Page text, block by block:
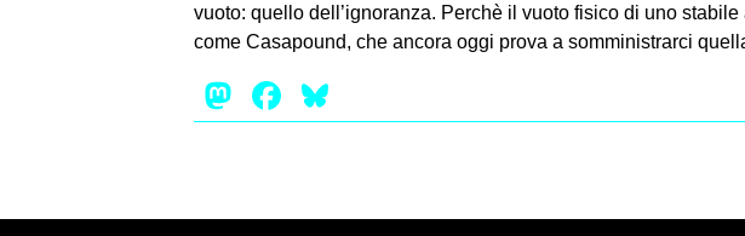
vuoto: quello dell’ignoranza. Perchè il vuoto fisico di uno
come Casapound, che ancora oggi prova a somministrarci
Mastodon
Facebook